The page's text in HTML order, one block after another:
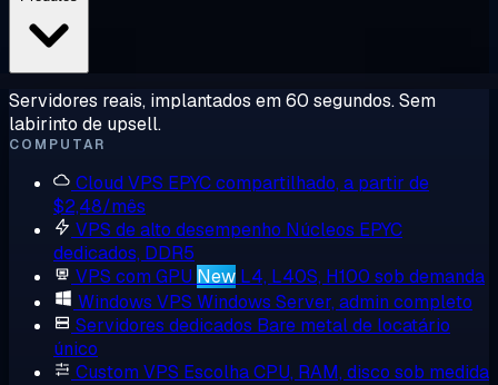
Servidores reais, implantados em 60 segundos. Sem
labirinto de upsell.
COMPUTAR
Cloud VPS EPYC compartilhado, a partir de
$2,48/mês
VPS de alto desempenho Núcleos EPYC
dedicados, DDR5
VPS com GPU New L4, L40S, H100 sob demanda
Windows VPS Windows Server, admin completo
Servidores dedicados Bare metal de locatário
único
Custom VPS Escolha CPU, RAM, disco sob medida